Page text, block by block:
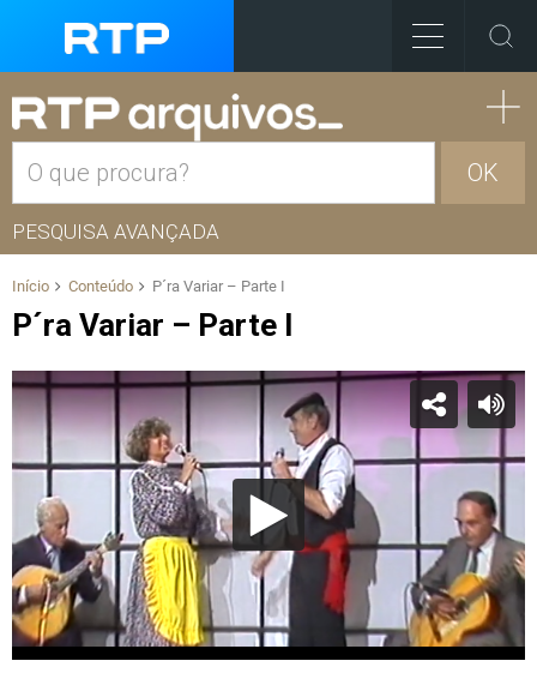
OK
PESQUISA AVANÇADA
Início Conteúdo P´ra Variar – Parte I
P´ra Variar – Parte I